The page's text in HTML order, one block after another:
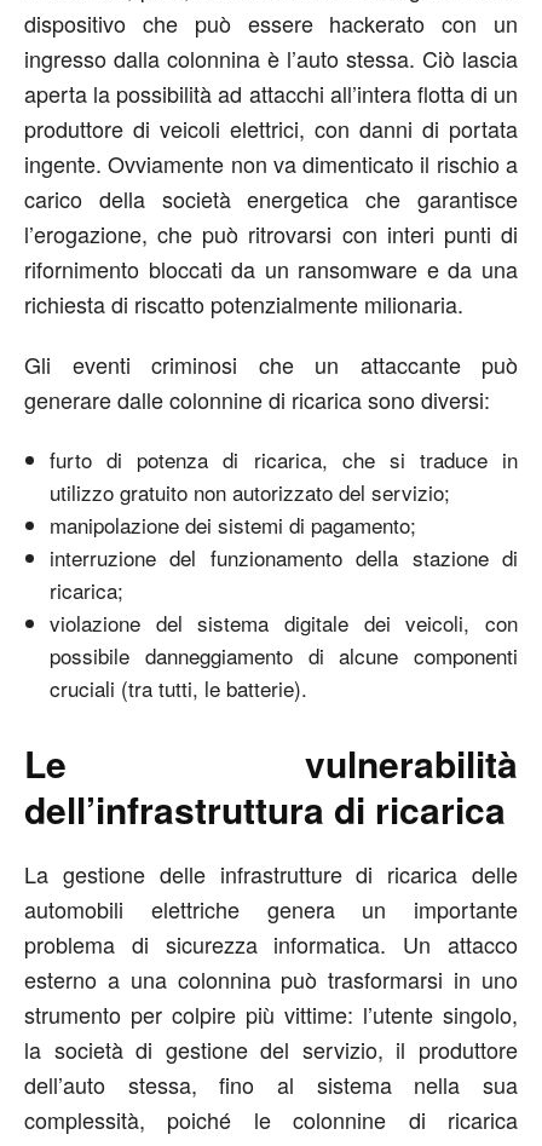
dispositivo che può essere hackerato con un
ingresso dalla colonnina è l’auto stessa. Ciò lascia
aperta la possibilità ad attacchi all’intera flotta di un
produttore di veicoli elettrici, con danni di portata
ingente. Ovviamente non va dimenticato il rischio a
carico della società energetica che garantisce
l’erogazione, che può ritrovarsi con interi punti di
rifornimento bloccati da un ransomware e da una
richiesta di riscatto potenzialmente milionaria.
Gli eventi criminosi che un attaccante può
generare dalle colonnine di ricarica sono diversi:
furto di potenza di ricarica, che si traduce in
utilizzo gratuito non autorizzato del servizio;
manipolazione dei sistemi di pagamento;
interruzione del funzionamento della stazione di
ricarica;
violazione del sistema digitale dei veicoli, con
possibile danneggiamento di alcune componenti
cruciali (tra tutti, le batterie).
Le vulnerabilità
dell’infrastruttura di ricarica
La gestione delle infrastrutture di ricarica delle
automobili elettriche genera un importante
problema di sicurezza informatica. Un attacco
esterno a una colonnina può trasformarsi in uno
strumento per colpire più vittime: l’utente singolo,
la società di gestione del servizio, il produttore
dell’auto stessa, fino al sistema nella sua
complessità, poiché le colonnine di ricarica